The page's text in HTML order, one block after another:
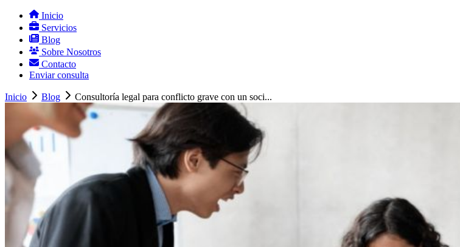
Inicio
Servicios
Blog
Sobre Nosotros
Contacto
Enviar consulta
Inicio Blog Consultoría legal para conflicto grave con un soci...